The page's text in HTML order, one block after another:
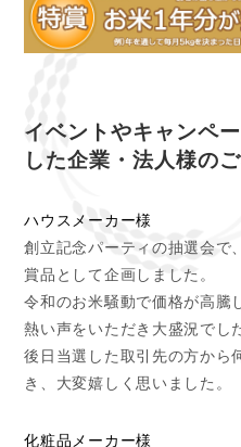
イベントやキャンペ
した企業・法人様の
ハウスメーカー様
創立記念パーティの抽選会で
賞品として企画しました。
令和のお米騒動で価格が高騰
熱い声をいただき大盛況でし
後日当選した取引先の方から
き、大変嬉しく思いました。
化粧品メーカー様